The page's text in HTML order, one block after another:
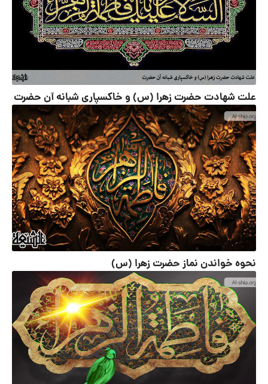
علت شهادت حضرت زهرا (س) و خاکسپاری شبانه آن حضرت
نحوه خواندن نماز حضرت زهرا (س)